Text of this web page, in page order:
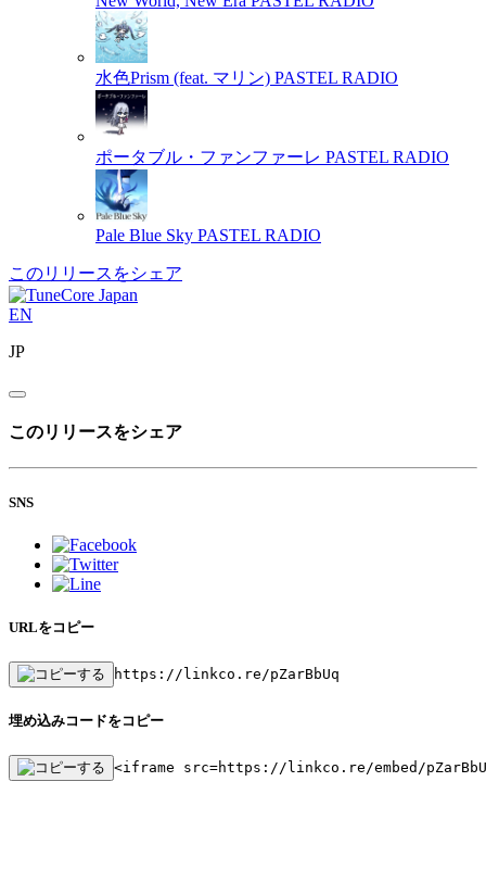
水色Prism (feat. マリン) PASTEL RADIO
ポータブル・ファンファーレ PASTEL RADIO
Pale Blue Sky PASTEL RADIO
このリリースをシェア
EN
JP
このリリースをシェア
SNS
URLをコピー
https://linkco.re/pZarBbUq
埋め込みコードをコピー
<iframe src=https://linkco.re/embed/